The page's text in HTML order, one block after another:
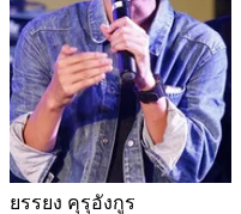
ยรรยง คุรุอังกูร